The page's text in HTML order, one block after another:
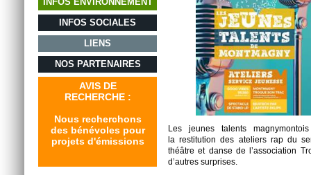
INFOS SOCIALES
LIENS
NOS PARTENAIRES
AVIS DE
RECHERCHE :
Nous recherchons
des bénévoles pour
projets d'émissions
Les jeunes talents
la restitution des ateliers rap du
théâtre et danse de l’association
d’autres surprises.